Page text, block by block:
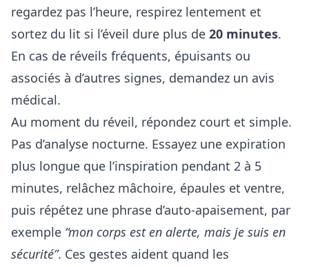
regardez pas l’heure, respirez lentement et
sortez du lit si l’éveil dure plus de 20 minutes.
En cas de réveils fréquents, épuisants ou
associés à d’autres signes, demandez un avis
médical.
Au moment du réveil, répondez court et simple.
Pas d’analyse nocturne. Essayez une expiration
plus longue que l’inspiration pendant 2 à 5
minutes, relâchez mâchoire, épaules et ventre,
puis répétez une phrase d’auto-apaisement, par
exemple “mon corps est en alerte, mais je suis en
sécurité”. Ces gestes aident quand les